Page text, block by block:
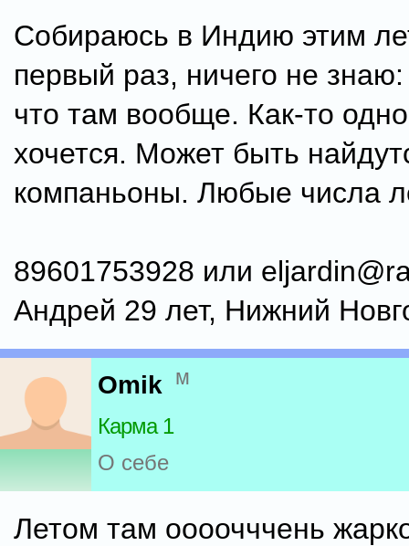
Собираюсь в Индию этим
первый раз, ничего не знаю:
что там вообще. Как-то
хочется. Может быть
компаньоны. Любые числа
89601753928 или
Андрей 29 лет, Нижний
Omik м
Карма 1
О себе
Летом там оооочччень